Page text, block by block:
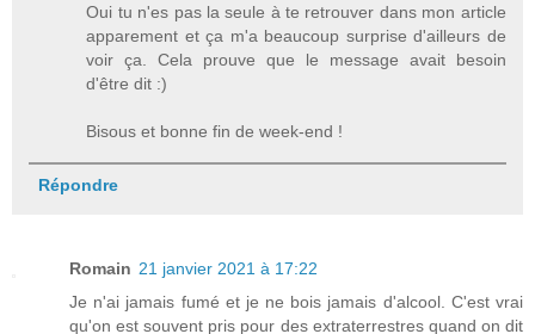
Oui tu n'es pas la seule à te retrouver dans mon article
apparement et ça m'a beaucoup surprise d'ailleurs de
voir ça. Cela prouve que le message avait besoin
d'être dit :)
Bisous et bonne fin de week-end !
Répondre
Romain 21 janvier 2021 à 17:22
Je n'ai jamais fumé et je ne bois jamais d'alcool. C'est vrai
qu'on est souvent pris pour des extraterrestres quand on dit